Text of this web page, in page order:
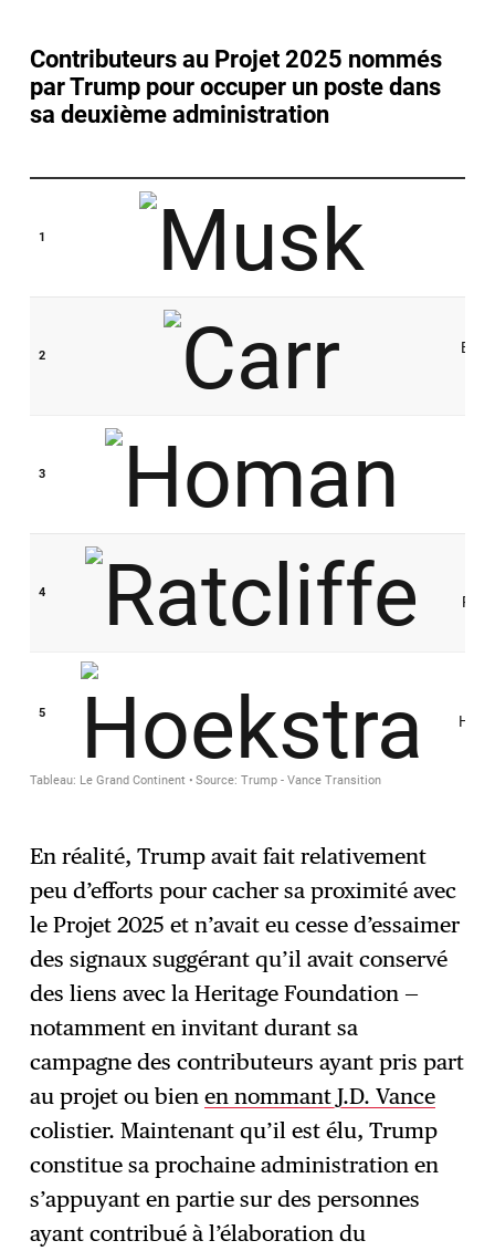
En réalité, Trump avait fait relativement
peu d’efforts pour cacher sa proximité avec
le Projet 2025 et n’avait eu cesse d’essaimer
des signaux suggérant qu’il avait conservé
des liens avec la Heritage Foundation —
notamment en invitant durant sa
campagne des contributeurs ayant pris part
au projet ou bienen nommant J.D. Vance
colistier. Maintenant qu’il est élu, Trump
constitue sa prochaine administration en
s’appuyant en partie sur des personnes
ayant contribué à l’élaboration du